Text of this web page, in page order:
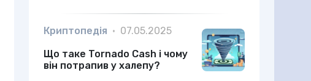
Криптопедія • 07.05.2025
Що таке Tornado Cash і чому
він потрапив у халепу?